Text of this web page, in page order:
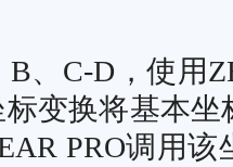
、C-D，使用
变换将基本
PRO调用